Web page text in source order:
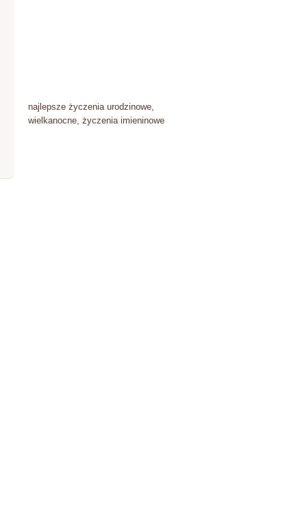
najlepsze życzenia urodzinowe,
wielkanocne, życzenia imieninowe